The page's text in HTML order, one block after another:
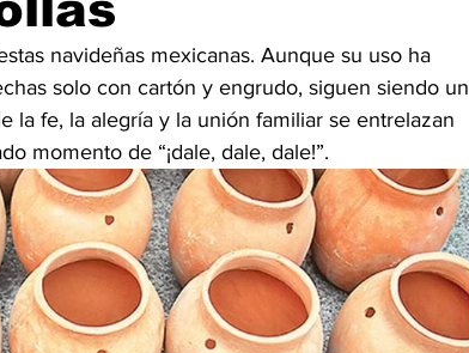
navideñas mexicanas. Aunque su uso ha
solo con cartón y engrudo, siguen siendo un
la fe, la alegría y la unión familiar se entrelazan
momento de “¡dale, dale, dale!”.